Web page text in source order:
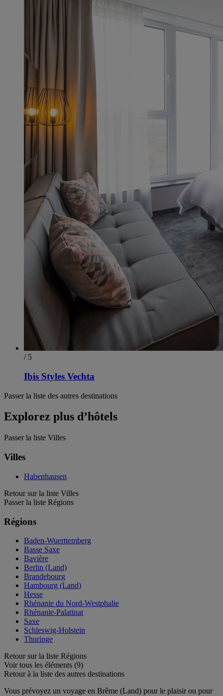
/ 5
Ibis Styles Vechta
Passer la liste des autres destinations
Explorez plus d’hôtels
Passer la liste Villes
Villes
Habenhausen
Retour sur la liste Villes
Passer la liste Régions
Régions
Baden-Wuerttemberg
Basse Saxe
Bavière
Berlin (Land)
Brandebourg
Hambourg (Land)
Hesse
Rhénanie du Nord-Westphalie
Rhénanie-Palatinat
Saxe
Schleswig-Holstein
Thuringe
Retour sur la liste Régions
Voir tous les éléments (9)
Retour à la liste des autres destinations
Vous prévoyez un voyage en Brême (Land) pour le plaisir ou pour